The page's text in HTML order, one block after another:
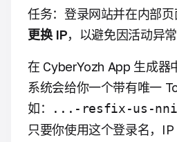
任务：登录网站并在内部
更换 IP，以避免因活动异常
在 CyberYozh App 生成器
系统会给你一个带有唯一
如：
...-resfix-us-
只要你使用这个登录名，